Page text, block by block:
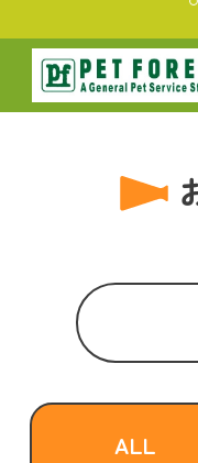
ALL